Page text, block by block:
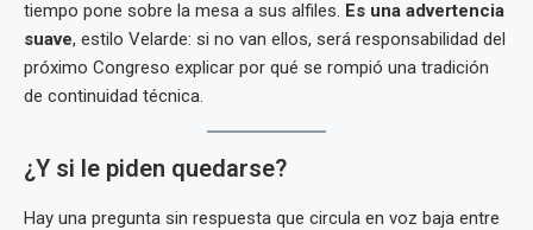
tiempo pone sobre la mesa a sus alfiles. Es una advertencia
suave, estilo Velarde: si no van ellos, será responsabilidad del
próximo Congreso explicar por qué se rompió una tradición
de continuidad técnica.
¿Y si le piden quedarse?
Hay una pregunta sin respuesta que circula en voz baja entre